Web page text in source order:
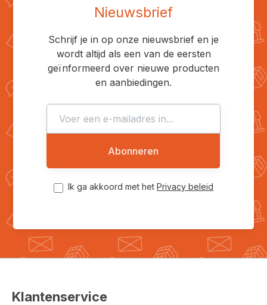
Nieuwsbrief
Schrijf je in op onze nieuwsbrief en je
wordt altijd als een van de eersten
geïnformeerd over nieuwe producten
en aanbiedingen.
Abonneren
Ik ga akkoord met het Privacy beleid
Klantenservice